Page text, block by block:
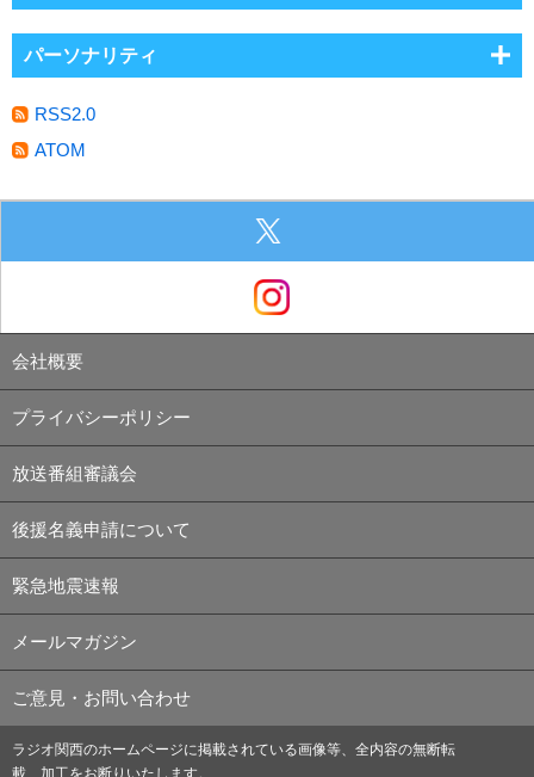
パーソナリティ
RSS2.0
ATOM
会社概要
プライバシーポリシー
放送番組審議会
後援名義申請について
緊急地震速報
メールマガジン
ご意見・お問い合わせ
ラジオ関西のホームページに掲載されている画像等、全内容の無断転
載、加工をお断りいたします。